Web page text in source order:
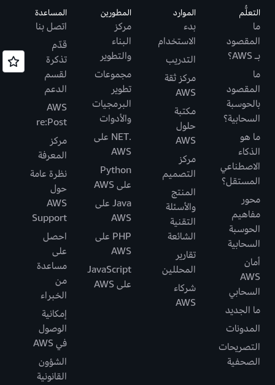
التعلُّم
ما
المقصود
بـ AWS؟
ما
المقصود
بالحوسبة
السحابية؟
ما هو
الذكاء
الاصطناعي
المستقل؟
محور
مفاهيم
الحوسبة
السحابية
أمان
AWS
السحابي
ما الجديد
المدونات
التصريحات
الصحفية
الموارد
بدء
الاستخدام
التدريب
مركز ثقة
AWS
مكتبة
حلول
AWS
مركز
التصميم
المنتج
والأسئلة
التقنية
الشائعة
تقارير
المحللين
شركاء
AWS
المطورين
مركز
البناء
والتطوير
مجموعات
تطوير
البرمجيات
والأدوات
.NET على
AWS
Python
على AWS
Java على
AWS
PHP على
AWS
JavaScript
على AWS
المساعدة
اتصل بنا
قدّم
تذكرة
لقسم
الدعم
AWS
re:Post
مركز
المعرفة
نظرة عامة
حول
AWS
Support
احصل
على
مساعدة
من
الخبراء
إمكانية
الوصول
في AWS
الشؤون
القانونية